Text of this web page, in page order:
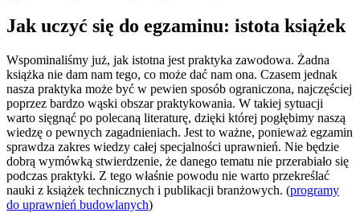
Jak uczyć się do egzaminu: istota książek
Wspominaliśmy już, jak istotna jest praktyka zawodowa. Żadna
książka nie dam nam tego, co może dać nam ona. Czasem jednak
nasza praktyka może być w pewien sposób ograniczona, najczęściej
poprzez bardzo wąski obszar praktykowania. W takiej sytuacji
warto sięgnąć po polecaną literaturę, dzięki której pogłębimy naszą
wiedzę o pewnych zagadnieniach. Jest to ważne, ponieważ egzamin
sprawdza zakres wiedzy całej specjalności uprawnień. Nie będzie
dobrą wymówką stwierdzenie, że danego tematu nie przerabiało się
podczas praktyki. Z tego właśnie powodu nie warto przekreślać
nauki z książek technicznych i publikacji branżowych. (programy
do uprawnień budowlanych)